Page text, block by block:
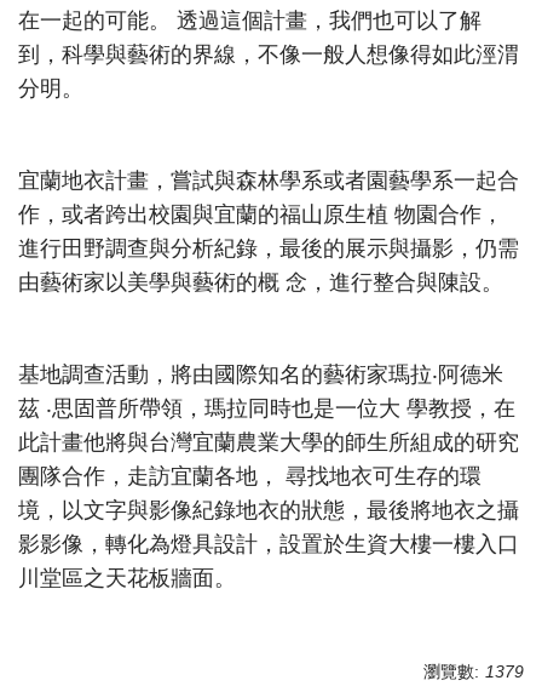
在一起的可能。 透過這個計畫，我們也可以了解
到，科學與藝術的界線，不像一般人想像得如此涇渭
分明。
宜蘭地衣計畫，嘗試與森林學系或者園藝學系一起合
作，或者跨出校園與宜蘭的福山原生植 物園合作，
進行田野調查與分析紀錄，最後的展示與攝影，仍需
由藝術家以美學與藝術的概 念，進行整合與陳設。
基地調查活動，將由國際知名的藝術家瑪拉‧阿德米
茲 ‧思固普所帶領，瑪拉同時也是一位大 學教授，在
此計畫他將與台灣宜蘭農業大學的師生所組成的研究
團隊合作，走訪宜蘭各地， 尋找地衣可生存的環
境，以文字與影像紀錄地衣的狀態，最後將地衣之攝
影影像，轉化為燈具設計，設置於生資大樓一樓入口
川堂區之天花板牆面。
瀏覽數: 1379